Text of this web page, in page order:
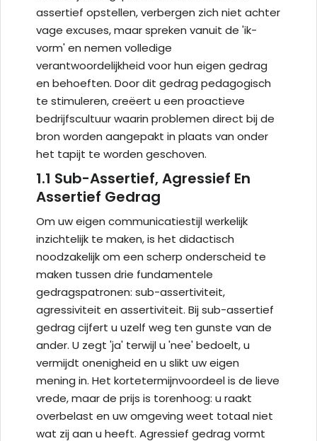
assertief opstellen, verbergen zich niet achter
vage excuses, maar spreken vanuit de 'ik-
vorm' en nemen volledige
verantwoordelijkheid voor hun eigen gedrag
en behoeften. Door dit gedrag pedagogisch
te stimuleren, creëert u een proactieve
bedrijfscultuur waarin problemen direct bij de
bron worden aangepakt in plaats van onder
het tapijt te worden geschoven.
1.1 Sub-Assertief, Agressief En
Assertief Gedrag
Om uw eigen communicatiestijl werkelijk
inzichtelijk te maken, is het didactisch
noodzakelijk om een scherp onderscheid te
maken tussen drie fundamentele
gedragspatronen: sub-assertiviteit,
agressiviteit en assertiviteit. Bij sub-assertief
gedrag cijfert u uzelf weg ten gunste van de
ander. U zegt 'ja' terwijl u 'nee' bedoelt, u
vermijdt onenigheid en u slikt uw eigen
mening in. Het kortetermijnvoordeel is de lieve
vrede, maar de prijs is torenhoog: u raakt
overbelast en uw omgeving weet totaal niet
wat zij aan u heeft. Agressief gedrag vormt